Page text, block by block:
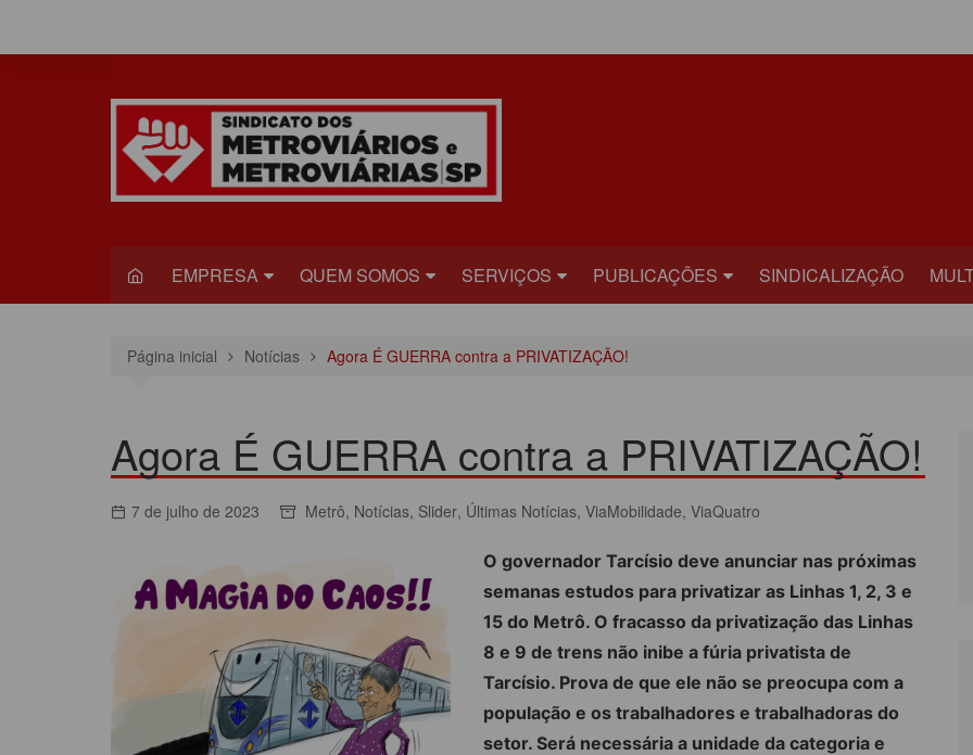
o
EMPRESA
VIAQUATRO
QUEM SOMOS
HISTÓRIA
ESTATUTO DO
SINDICADO
ACORDOS COLETIVOS
SERVIÇOS
JURÍDICO
RECADASTRAMENTO
CONVÊNIOS
COLÔNIA DE FÉRIAS
ESPORTE, LAZER E
CULTURA
CLASSIFICADOS
PUBLICAÇÕES
PLATAFORMA
INFORME PUBLICITÁRIO
PRESTANDO CONTAS
OUTRAS PUBLICAÇÕES
SINDICALIZAÇÃO
Página inicial Notícias Agora É GUERRA contra a PRIVATIZAÇÃO!
Agora É GUERRA contra a PRIVATIZAÇÃO!
7 de julho de 2023 Metrô, Notícias, Slider, Últimas Notícias, ViaMobilidade, ViaQuatro
O governador Tarcísio deve anunciar nas próximas
semanas estudos para privatizar as Linhas 1, 2, 3 e
15 do Metrô. O fracasso da privatização das Linhas
8 e 9 de trens não inibe a fúria privatista de
Tarcísio. Prova de que ele não se preocupa com a
população e os trabalhadores e trabalhadoras do
setor. Será necessária a unidade da categoria e